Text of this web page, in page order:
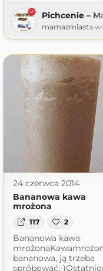
Pichcenie –
24 czerwca 2014
Bananowa kawa
mrożona
117 2
Bananowa kawa
bananowa, ją trzeba
spróbować:-